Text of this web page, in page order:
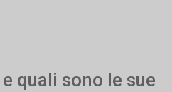
quali sono le sue